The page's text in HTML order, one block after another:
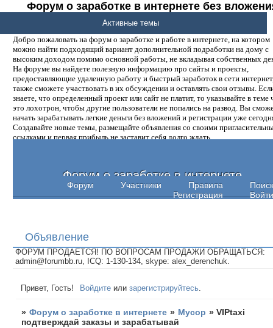
Форум о заработке в интернете без
денег.
Добро пожаловать на форум о заработке и работе в интернете, на котором
можно найти подходящий вариант дополнительной подработки на дому с
высоким доходом помимо основной работы, не вкладывая собственных
На форуме вы найдете полезную информацию про сайты и проекты,
предоставляющие удаленную работу и быстрый заработок в сети
также сможете участвовать в их обсуждении и оставлять свои отзывы.
знаете, что определенный проект или сайт не платит, то указывайте в теме
это лохотрон, чтобы другие пользователи не попались на развод. Вы
начать зарабатывать легкие деньги без вложений и регистрации уже
Создавайте новые темы, размещайте объявления со своими
ссылками и первая прибыль не заставит себя долго ждать.
Форум о заработке в интернете
Форум Участники Правила
Поиск
Регистрация
Войти
Активные темы
Объявление
ФОРУМ ПРОДАЕТСЯ! ПО ВОПРОСАМ ПРОДАЖИ ОБРАЩАТЬСЯ:
admin@forumbb.ru, ICQ: 1-130-134, skype: alex_derenchuk.
Привет, Гость! Войдите илизарегистрируйтесь
» Форум о заработке в интернете » Мусор »VIPtaxi
подтверждай заказы и зарабатывай